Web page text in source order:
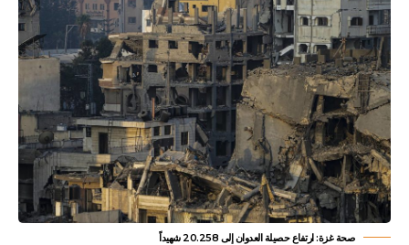
صحة غزة: ارتفاع حصيلة العدوان إلى 20.258 شهيداً